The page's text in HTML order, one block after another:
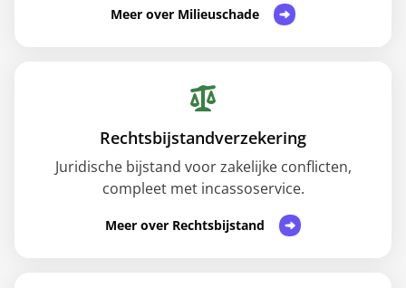
Meer over Milieuschade
Rechtsbijstandverzekering
Juridische bijstand voor zakelijke conflicten,
compleet met incassoservice.
Meer over Rechtsbijstand